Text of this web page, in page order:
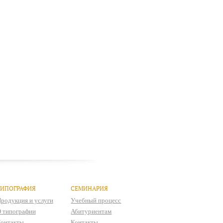
и услуги
типографии
СЕМИНАРИЯ
Учебный процесс
Абитуриентам